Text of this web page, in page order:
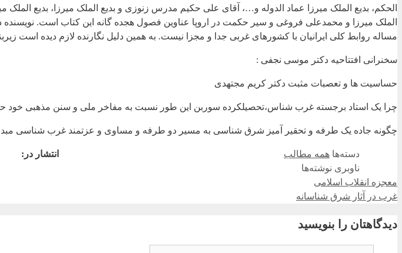
الحکم، بدیع الملک میرزا عماد الدوله و…، آقای علی حکیم مدرس زنوزی و بدیع الملک میرزا، بدیع
الملک میرزا و محمدعلی فروغی و سیر حکمت در اروپا عناوین فصول هجده گانه این کتاب است.
مساله روابط کلی ایرانیان با کشورهای غربی جدا و مجزا نیست. به همین دلیل نگارنده لازم دیده
سخنرانی افتتاحیه دکتر موسی نجفی :
حساسیت ها و تعصبات مثبت دکتر کریم مجتهدی
چرا یک استاد برجسته غرب شناس،تحصیلکرده سوربن این طور نسبت به مفاخر ملی و سنن مذهبی
چگونه جاده یک طرفه و تحقیر آمیز شرق شناسی به مسیر دو طرفه و مساوی و عزتمند غرب شناسی
انتشار در: دسته‌ها همه مطالب
ناوبری نوشته‌ها
معجزه انقلاب اسلامی
غرب در آثار شرق شناسانه
دیدگاهتان را بنویسید